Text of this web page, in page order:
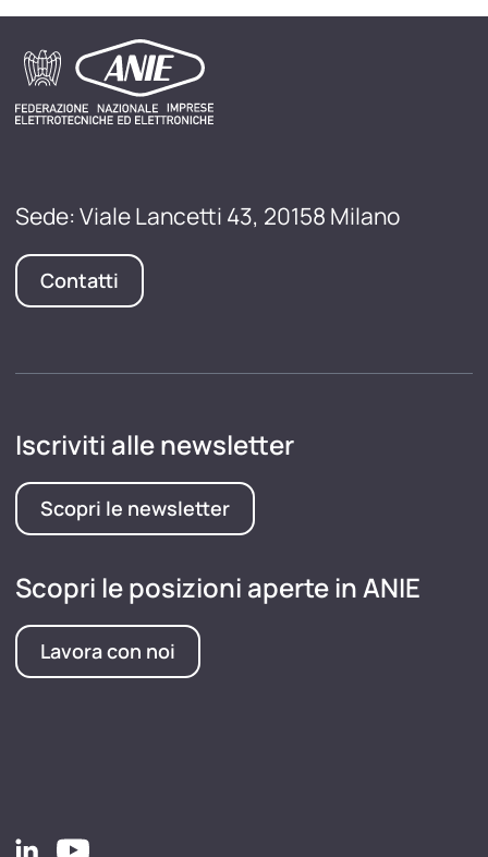
Sede: Viale Lancetti 43, 20158 Milano
Contatti
Iscriviti alle newsletter
Scopri le newsletter
Scopri le posizioni aperte in ANIE
Lavora con noi